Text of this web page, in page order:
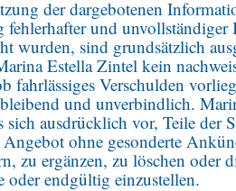
der dargebotenen
fehlerhafter und unvollständiger
wurden, sind grundsätzlich
Estella Zintel kein
fahrlässiges Verschulden
und unverbindlich.
sich ausdrücklich vor, Teile der
Angebot ohne gesonderte
zu ergänzen, zu löschen oder
oder endgültig einzustellen.